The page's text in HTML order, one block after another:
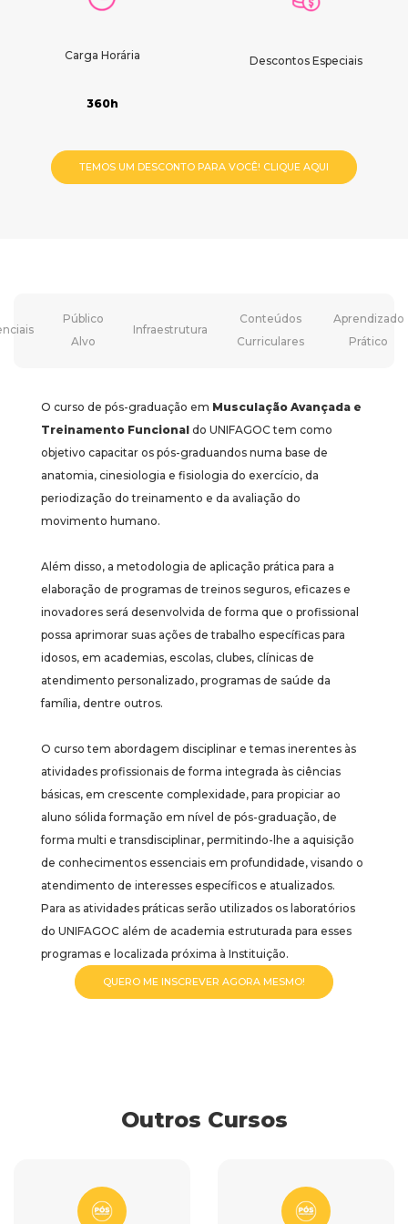
Carga Horária
360h
Descontos Especiais
TEMOS UM DESCONTO PARA VOCÊ! CLIQUE AQUI
Público
Alvo
Infraestrutura
Conteúdos
Curriculares
Aprendizado
Prático
O curso de pós-graduação em Musculação Avançada e
Treinamento Funcional do UNIFAGOC tem como
objetivo capacitar os pós-graduandos numa base de
anatomia, cinesiologia e fisiologia do exercício, da
periodização do treinamento e da avaliação do
movimento humano.
Além disso, a metodologia de aplicação prática para a
elaboração de programas de treinos seguros, eficazes e
inovadores será desenvolvida de forma que o profissional
possa aprimorar suas ações de trabalho específicas para
idosos, em academias, escolas, clubes, clínicas de
atendimento personalizado, programas de saúde da
família, dentre outros.
O curso tem abordagem disciplinar e temas inerentes às
atividades profissionais de forma integrada às ciências
básicas, em crescente complexidade, para propiciar ao
aluno sólida formação em nível de pós-graduação, de
forma multi e transdisciplinar, permitindo-lhe a aquisição
de conhecimentos essenciais em profundidade, visando o
atendimento de interesses específicos e atualizados.
Para as atividades práticas serão utilizados os laboratórios
do UNIFAGOC além de academia estruturada para esses
programas e localizada próxima à Instituição.
QUERO ME INSCREVER AGORA MESMO!
Outros Cursos